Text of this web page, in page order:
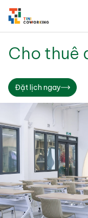
Cho thuê
Đặt lịch ngay